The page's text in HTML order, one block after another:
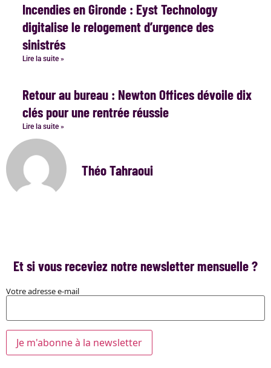
Incendies en Gironde : Eyst Technology
digitalise le relogement d’urgence des
sinistrés
Lire la suite »
Retour au bureau : Newton Offices dévoile dix
clés pour une rentrée réussie
Lire la suite »
Théo Tahraoui
Et si vous receviez notre newsletter mensuelle ?
Votre adresse e-mail